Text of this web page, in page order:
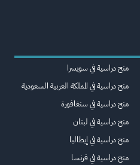
منح دراسية في سويسرا
منح دراسية في المملكة العربية السعودية
منح دراسية في سنغافورة
منح دراسية في لبنان
منح دراسية في إيطاليا
منح دراسية في فرنسا